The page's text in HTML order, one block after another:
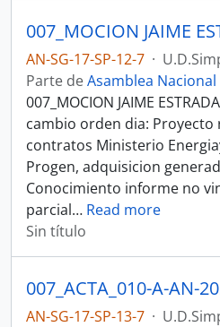
AN-SG-17-SP-12-7 ·
Parte deAsamblea Nacional
007_MOCION JAIME
cambio orden dia:
contratos Ministerio
Progen, adquisicion
Conocimiento informe no
parcial… Read more
Sin título
AN-SG-17-SP-13-7 ·